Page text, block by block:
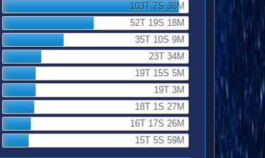
103T 7S 36M
52T 19S 18M
35T 10S 9M
23T 34M
19T 15S 5M
19T 3M
18T 1S 27M
16T 17S 26M
15T 5S 59M